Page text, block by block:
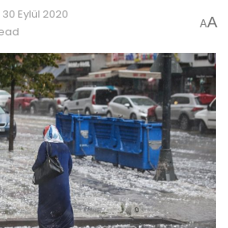
30 Eylül 2020
AA